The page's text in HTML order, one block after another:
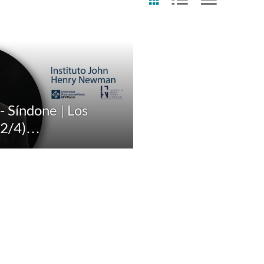
Cualquier fecha
Los últimos 7 días
Los últimos 30 días
Síndone | Los
4)…